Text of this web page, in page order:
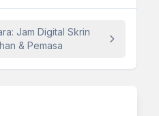
Jam Digital Skrin
& Pemasa